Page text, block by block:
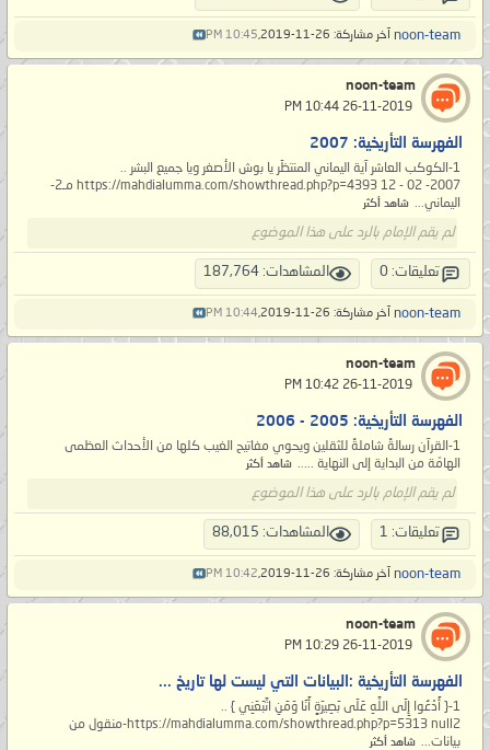
noon-team آخر مشاركة: 26-11-2019, 10:45 PM
noon-team
الفهرسة التأريخية: 2007
1-الكوكب العاشر آية اليماني المنتظَر يا بوش الأصغر ويا جميع البشر ..
https://mahdialumma.com/showthread.php?p=4393 12 - 02 -2007 مـ2-
اليماني... شاهد أكثر
لم يقم الإمام بالرد على هذا الموضوع
تعليقات: 0 المشاهدات: 187,764
noon-team آخر مشاركة: 26-11-2019, 10:44 PM
noon-team
الفهرسة التأريخية: 2005 - 2006
1-القرآن رسالةٌ شاملةٌ للثقلين ويحوي مفاتيح الغيب كلها من الأحداث العظمى
الهامّة من البداية إلى النهاية ..... شاهد أكثر
لم يقم الإمام بالرد على هذا الموضوع
تعليقات: 1 المشاهدات: 88,015
noon-team آخر مشاركة: 26-11-2019, 10:42 PM
noon-team
الفهرسة التأريخية :البيانات التي ليست لها تاريخ ...
1-{ أَدْعُوا إِلَى اللَّهِ عَلَى بَصِيرَةٍ أَنَا وَمَنِ اتَّبَعَنِي } ..
https://mahdialumma.com/showthread.php?p=5313 null2-منقول من
بيانات... شاهد أكثر